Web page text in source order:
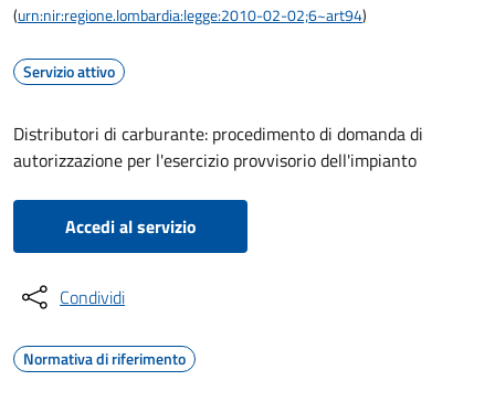
(urn:nir:regione.lombardia:legge:2010-02-02;6~art94)
Servizio attivo
Distributori di carburante: procedimento di domanda di
autorizzazione per l'esercizio provvisorio dell'impianto
Accedi al servizio
Condividi
Normativa di riferimento